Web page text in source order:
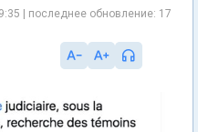
| последнее обновление: 17